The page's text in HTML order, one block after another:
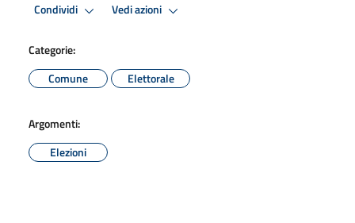
Condividi Vedi azioni
Categorie:
Comune
Elettorale
Argomenti:
Elezioni